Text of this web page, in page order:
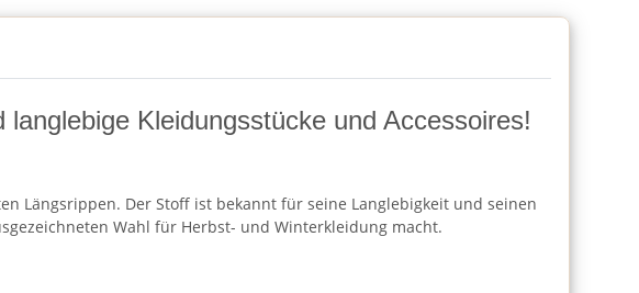
Kleidungsstücke und Accessoires!
Längsrippen. Der Stoff ist bekannt für seine Langlebigkeit und seinen
Wahl für Herbst- und Winterkleidung macht.